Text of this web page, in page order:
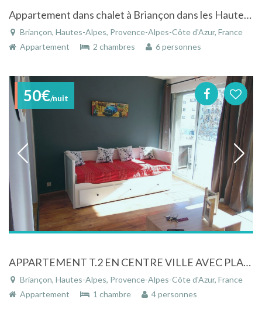
Appartement dans chalet à Briançon dans les Hautes-Alpes à l'entrée de la vallée de la Clarée
Briançon, Hautes-Alpes, Provence-Alpes-Côte d'Azur, France
Appartement
2 chambres 6 personnes
50€/nuit
APPARTEMENT T.2 EN CENTRE VILLE AVEC PLACE DE PARKING CLASSE 2 Etoiles
Briançon, Hautes-Alpes, Provence-Alpes-Côte d'Azur, France
Appartement
1 chambre 4 personnes